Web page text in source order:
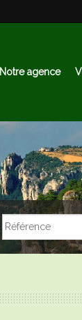
Notre agence